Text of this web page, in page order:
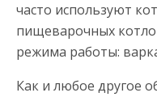
часто используют
пищеварочных
режима работы:
Как и любое другое